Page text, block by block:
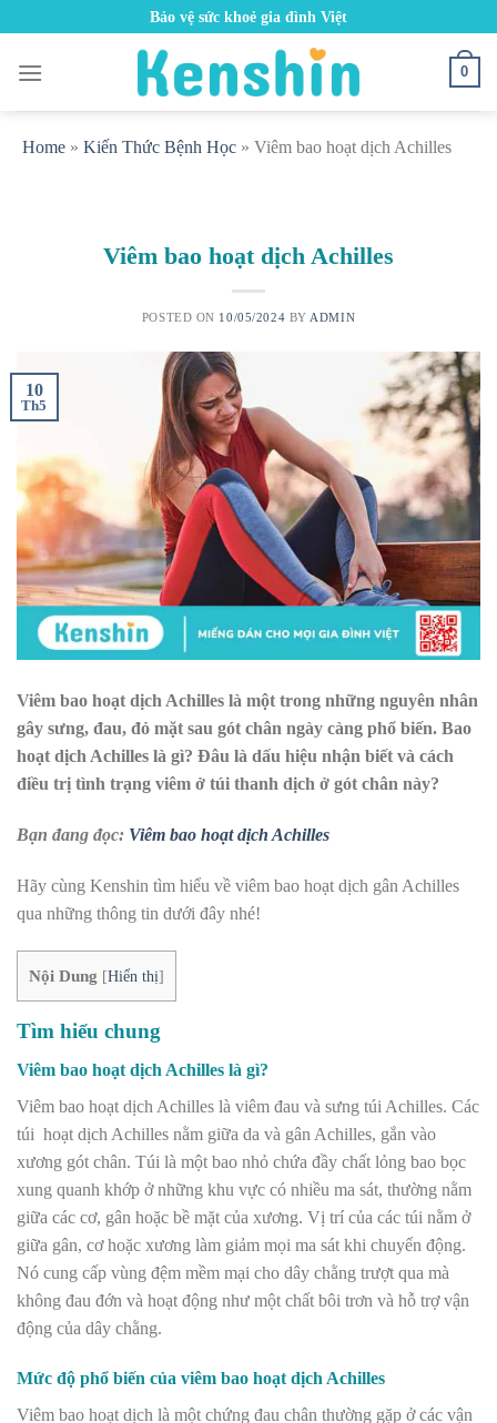
content
Bảo vệ sức khoẻ gia đình Việt
0
Home » Kiến Thức Bệnh Học » Viêm bao hoạt dịch Achilles
Viêm bao hoạt dịch Achilles
POSTED ON 10/05/2024 BY ADMIN
10
Th5
Viêm bao hoạt dịch Achilles là một trong những nguyên nhân
gây sưng, đau, đỏ mặt sau gót chân ngày càng phổ biến. Bao
hoạt dịch Achilles là gì? Đâu là dấu hiệu nhận biết và cách
điều trị tình trạng viêm ở túi thanh dịch ở gót chân này?
Bạn đang đọc: Viêm bao hoạt dịch Achilles
Hãy cùng Kenshin tìm hiểu về viêm bao hoạt dịch gân Achilles
qua những thông tin dưới đây nhé!
Nội Dung [Hiển thị]
Tìm hiểu chung
Viêm bao hoạt dịch Achilles là gì?
Viêm bao hoạt dịch Achilles là viêm đau và sưng túi Achilles. Các
túi hoạt dịch Achilles nằm giữa da và gân Achilles, gắn vào
xương gót chân. Túi là một bao nhỏ chứa đầy chất lỏng bao bọc
xung quanh khớp ở những khu vực có nhiều ma sát, thường nằm
giữa các cơ, gân hoặc bề mặt của xương. Vị trí của các túi nằm ở
giữa gân, cơ hoặc xương làm giảm mọi ma sát khi chuyển động.
Nó cung cấp vùng đệm mềm mại cho dây chằng trượt qua mà
không đau đớn và hoạt động như một chất bôi trơn và hỗ trợ vận
động của dây chằng.
Mức độ phổ biến của viêm bao hoạt dịch Achilles
Viêm bao hoạt dịch là một chứng đau chân thường gặp ở các vận